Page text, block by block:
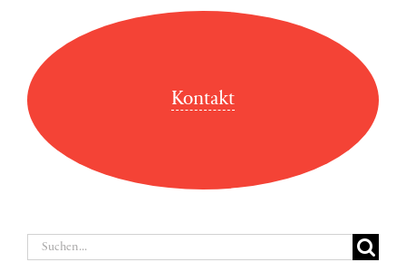
Kontakt
Suche